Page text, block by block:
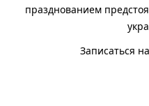
празднованием
Записаться